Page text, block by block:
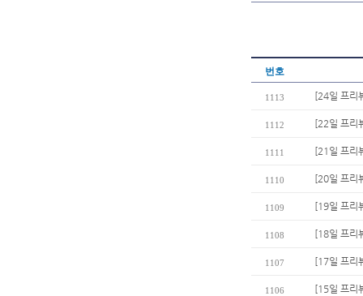
번호
1113 [24일 프리
1112 [22일 프리
1111 [21일 프리
1110 [20일 프리
1109 [19일 프리
1108 [18일 프리
1107 [17일 프리
1106 [15일 프리